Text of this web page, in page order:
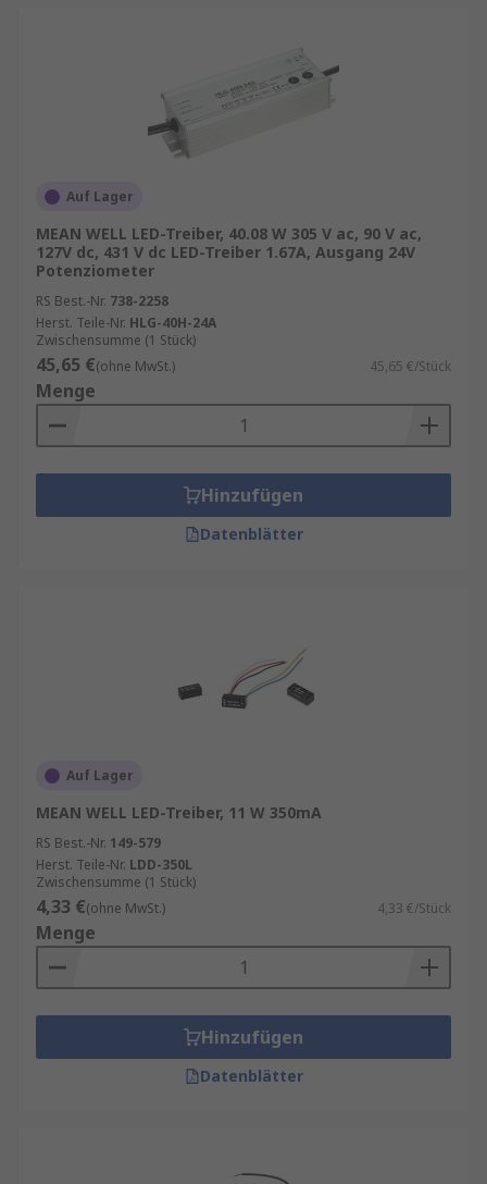
Auf Lager
MEAN WELL LED-Treiber, 40.08 W 305 V ac, 90 V ac,
127V dc, 431 V dc LED-Treiber 1.67A, Ausgang 24V
Potenziometer
RS Best.-Nr. 738-2258
Herst. Teile-Nr. HLG-40H-24A
Zwischensumme (1 Stück)
45,65 €(ohne MwSt.) 45,65 €/Stück
Menge
Hinzufügen
Datenblätter
Auf Lager
MEAN WELL LED-Treiber, 11 W 350mA
RS Best.-Nr. 149-579
Herst. Teile-Nr. LDD-350L
Zwischensumme (1 Stück)
4,33 €(ohne MwSt.) 4,33 €/Stück
Menge
Hinzufügen
Datenblätter